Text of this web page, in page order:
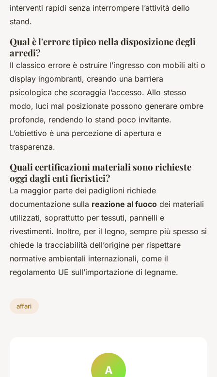
interventi rapidi senza interrompere l’attività dello
stand.
Qual è l'errore tipico nella disposizione degli
arredi?
Il classico errore è ostruire l’ingresso con mobili alti o
display ingombranti, creando una barriera
psicologica che scoraggia l’accesso. Allo stesso
modo, luci mal posizionate possono generare ombre
profonde, rendendo lo stand poco invitante.
L’obiettivo è una percezione di apertura e
trasparenza.
Quali certificazioni materiali sono richieste
oggi dagli enti fieristici?
La maggior parte dei padiglioni richiede
documentazione sulla reazione al fuoco dei materiali
utilizzati, soprattutto per tessuti, pannelli e
rivestimenti. Inoltre, per il legno, sempre più spesso si
chiede la tracciabilità dell’origine per rispettare
normative ambientali internazionali, come il
regolamento UE sull’importazione di legname.
affari
A